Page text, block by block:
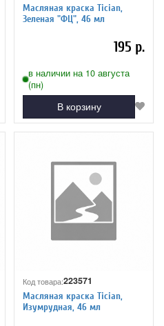
Масляная краска Tician,
Зеленая "ФЦ", 46 мл
195 р.
в наличии на 10 августа
(пн)
В корзину
Код товара:223571
Масляная краска Tician,
Изумрудная, 46 мл